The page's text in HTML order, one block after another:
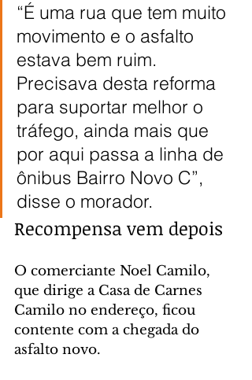
“É uma rua que tem muito
movimento e o asfalto
estava bem ruim.
Precisava desta reforma
para suportar melhor o
tráfego, ainda mais que
por aqui passa a linha de
ônibus Bairro Novo C”,
disse o morador.
Recompensa vem depois
O comerciante Noel Camilo,
que dirige a Casa de Carnes
Camilo no endereço, ficou
contente com a chegada do
asfalto novo.